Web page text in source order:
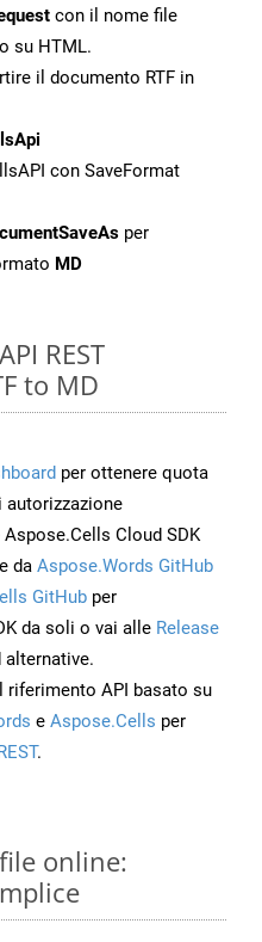
con il nome file
su HTML.
il documento RTF in
con SaveFormat
per
MD
REST
to MD
per ottenere quota
autorizzazione
Cloud SDK
da Aspose.Words GitHub
GitHub per
da soli o vai alle Release
alternative.
riferimento API basato su
e Aspose.Cells per
.
online: